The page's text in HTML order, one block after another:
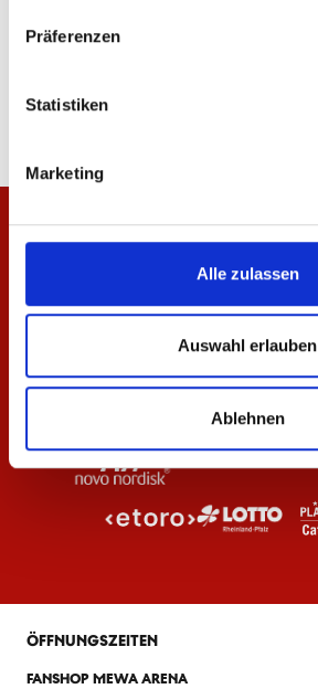
Präferenzen
Statistiken
Marketing
Alle zulassen
Auswahl erlauben
Ablehnen
T-Shirt Essentials Navy Unisex
ÖFFNUNGSZEITEN
FANSHOP MEWA ARENA